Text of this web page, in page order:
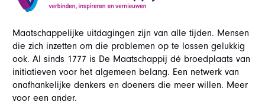
Maatschappelijke uitdagingen zijn van alle tijden. Mensen
die zich inzetten om die problemen op te lossen gelukkig
ook. Al sinds 1777 is De Maatschappij dé broedplaats van
initiatieven voor het algemeen belang. Een netwerk van
onafhankelijke denkers en doeners die meer willen. Meer
voor een ander.